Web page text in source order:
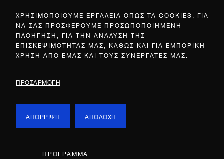
ΧΡΗΣΙΜΟΠΟΙΟΥΜΕ ΕΡΓΑΛΕΙΑ ΟΠΩΣ ΤΑ COOKIES, ΓΙΑ
ΝΑ ΣΑΣ ΠΡΟΣΦΕΡΟΥΜΕ ΠΡΟΣΩΠΟΠΟΙΗΜΕΝΗ
ΠΛΟΗΓΗΣΗ, ΓΙΑ ΤΗΝ ΑΝΑΛΥΣΗ ΤΗΣ
ΕΠΙΣΚΕΨΙΜΟΤΗΤΑΣ ΜΑΣ, ΚΑΘΩΣ ΚΑΙ ΓΙΑ ΕΜΠΟΡΙΚΗ
ΧΡΗΣΗ ΑΠΟ ΕΜΑΣ ΚΑΙ ΤΟΥΣ ΣΥΝΕΡΓΑΤΕΣ ΜΑΣ.
ΠΡΟΣΑΡΜΟΓΗ
ΑΠΟΡΡΙΨΗ ΑΠΟΔΟΧΗ
ΠΡΟΓΡΑΜΜΑ